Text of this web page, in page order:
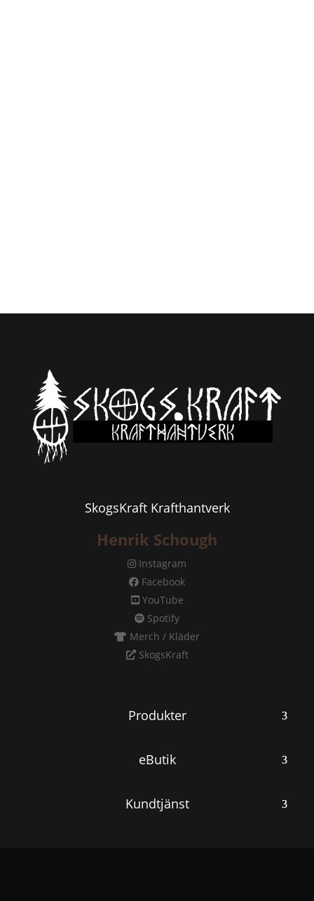
SkogsKraft Krafthantverk
Henrik Schough
Instagram
Facebook
YouTube
Spotify
Merch / Kläder
SkogsKraft
Produkter
eButik
Kundtjänst